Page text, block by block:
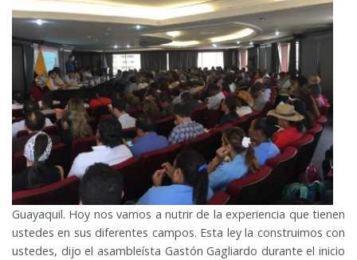
Guayaquil. Hoy nos vamos a nutrir de la experiencia que tienen
ustedes en sus diferentes campos. Esta ley la construimos con
ustedes, dijo el asambleísta Gastón Gagliardo durante el inicio